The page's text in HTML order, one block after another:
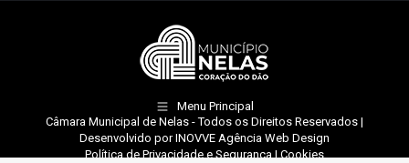
Menu Principal
Câmara Municipal de Nelas - Todos os Direitos Reservados |
Desenvolvido porINOVVE Agência Web Design
Política de Privacidade e Segurança|Cookies